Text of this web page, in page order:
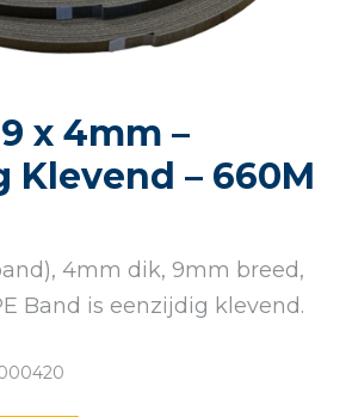
x 4mm –
Klevend – 660M
4mm dik, 9mm breed,
Band is eenzijdig klevend.